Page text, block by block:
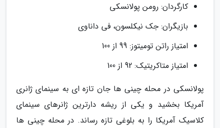
کارگردان: رومن پولانسکی
بازیگران: جک نیکلسون، فی داناوی
امتیاز راتن تومیتوز: 99 از 100
امتیاز متاکریتیک: 92 از 100
پولانسکی در محله چینی ها جان تازه ای به سینمای ژانری
آمریکا بخشید و یکی از ریشه دارترین ژانرهای سینمای
کلاسیک آمریکا را به بلوغی تازه رساند. در محله چینی ها